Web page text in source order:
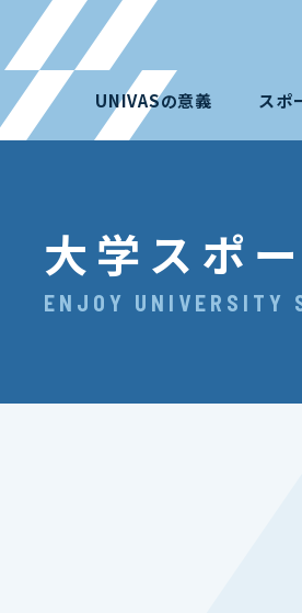
UNIVASの意義 スポ
大学スポ
ENJOY UNIVERSITY